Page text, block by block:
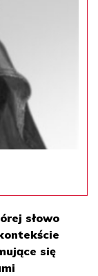
słowo
się